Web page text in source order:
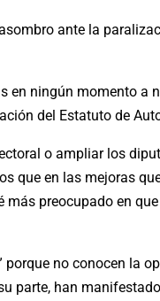
ante la
ningún momento a
del Estatuto de
o ampliar los
que en las mejoras
preocupado en
no conocen la
han